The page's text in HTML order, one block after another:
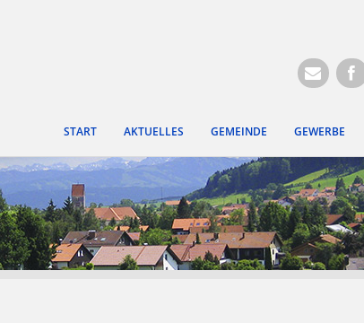
START AKTUELLES GEMEINDE GEWERBE